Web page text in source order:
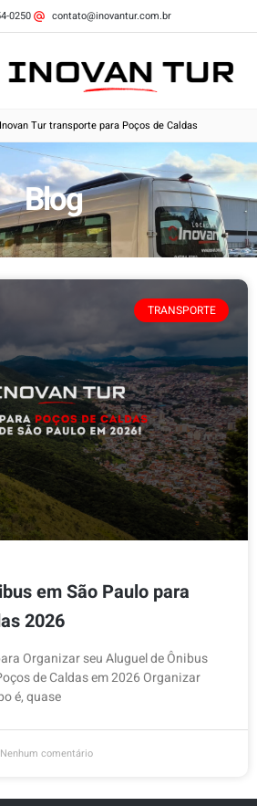
0250 contato@inovantur.com.br
Tur transporte para Poços de Caldas
Blog
TRANSPORTE
em São Paulo para
2026
Organizar seu Aluguel de Ônibus
de Caldas em 2026 Organizar
é, quase
Nenhum comentário